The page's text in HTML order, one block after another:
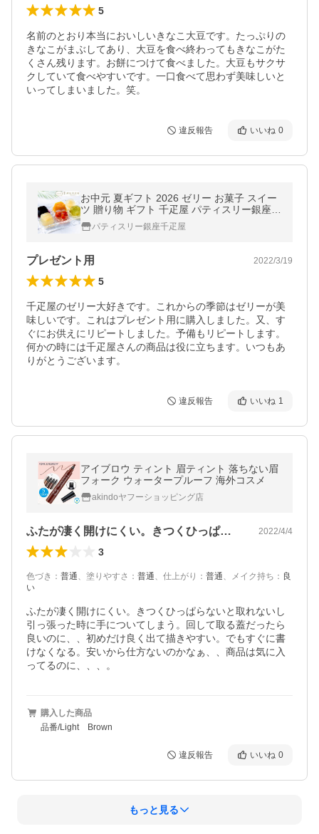
5
名前のとおり本当においしいきなこ大豆です。たっぷりの
きなこがまぶしてあり、大豆を食べ終わってもきなこがた
くさん残ります。お餅につけて食べました。大豆もサクサ
クしていて食べやすいです。一口食べて思わず美味しいと
いってしまいました。笑。
違反報告 いいね 0
お中元 夏ギフト 2026 ゼリー お菓子 スイー
ツ 贈り物 ギフト 千疋屋 パティスリー銀座千
疋屋 送料無料 銀座ゼリー16個
パティスリー銀座千疋屋
プレゼント用 2022/3/19
5
千疋屋のゼリー大好きです。これからの季節はゼリーが美
味しいです。これはプレゼント用に購入しました。又、す
ぐにお供えにリピートしました。予備もリピートします。
何かの時には千疋屋さんの商品は役に立ちます。いつもあ
りがとうございます。
違反報告 いいね 1
アイブロウ ティント 眉ティント 落ちない眉
フォーク ウォータープルーフ 海外コスメ
akindoヤフーショッピング店
ふたが凄く開けにくい。きつくひっぱらな… 2022/4/4
3
色づき ： 普通、 塗りやすさ ： 普通、 仕上がり ： 普通、 メイク持ち ： 良
い
ふたが凄く開けにくい。きつくひっぱらないと取れないし
引っ張った時に手についてしまう。回して取る蓋だったら
良いのに、、初めだけ良く出て描きやすい。でもすぐに書
けなくなる。安いから仕方ないのかなぁ、、商品は気に入
ってるのに、、、。
購入した商品
品番/Light Brown
違反報告 いいね 0
もっと見る